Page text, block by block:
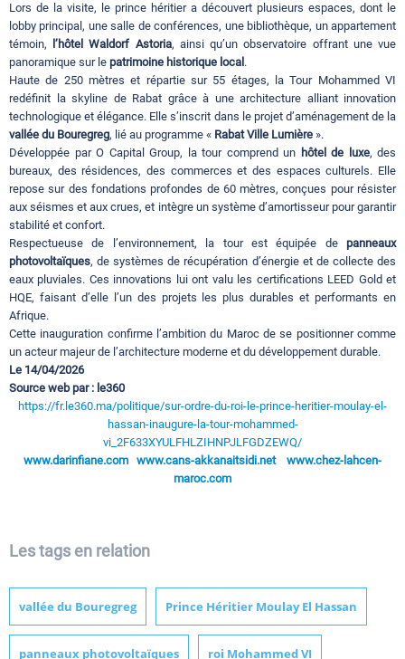
Lors de la visite, le prince héritier a découvert plusieurs espaces, dont le
lobby principal, une salle de conférences, une bibliothèque, un appartement
témoin,
l’hôtel Waldorf Astoria, ainsi qu’un observatoire offrant une vue
panoramique sur le patrimoine historique local .
Haute de 250 mètres et répartie sur 55 étages, la Tour Mohammed VI
redéfinit la skyline de Rabat grâce à une architecture alliant innovation
technologique et élégance. Elle s’inscrit dans le projet d’aménagement de la
vallée du Bouregreg, lié au programme « Rabat Ville Lumière ».
Développée par O Capital Group, la tour comprend un hôtel de luxe, des
bureaux, des résidences, des commerces et des espaces culturels. Elle
repose sur des fondations profondes de 60 mètres, conçues pour résister
aux séismes et aux crues, et intègre un système d’amortisseur pour garantir
stabilité et confort.
Respectueuse de l’environnement, la tour est équipée de panneaux
photovoltaïques, de systèmes de récupération d’énergie et de collecte des
eaux pluviales. Ces innovations lui ont valu les certifications LEED Gold et
HQE, faisant d’elle l’un des projets les plus durables et performants en
Afrique.
Cette inauguration confirme l’ambition du Maroc de se positionner comme
un acteur majeur de l’architecture moderne et du développement durable.
Le 14/04/2026
Source web par : le360
https://fr.le360.ma/politique/sur-ordre-du-roi-le-prince-heritier-moulay-el-
hassan-inaugure-la-tour-mohammed-
vi_2F633XYULFHLZIHNPJLFGDZEWQ/
www.darinfiane.com www.cans-akkanaitsidi.net
www.chez-lahcen-
maroc.com
Les tags en relation
vallée du Bouregreg Prince Héritier Moulay El Hassan
panneaux photovoltaïques roi Mohammed VI